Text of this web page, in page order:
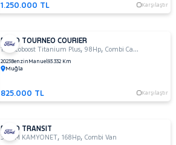
1.250.000 TL Karşılaştır
FORD TOURNEO COURIER
1.0 Ecoboost Titanium Plus,98Hp,Combi Camlı
2023Benzin Manuel93.332 Km
Muğla
825.000 TL Karşılaştır
FORD TRANSIT
350 M KAMYONET,168Hp,Combi Van